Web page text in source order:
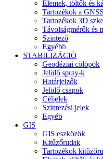
Elemek, töltők és
Tartozékok a
Tartozékok 3D
Távolságmérők és
Szintező
Egyébb
STABILIZÁCIÓ
Geodéziai cölöpök
Jelölő spray-k
Határjelzők
Jelölő csapok
Céljelek
Szintezési jelek
Egyéb
GIS
GIS eszközök
Kitűzőrudak
Tartozékok